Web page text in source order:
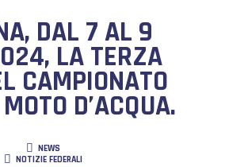
DAL 7 AL 9
LA TERZA
CAMPIONATO
D’ACQUA.
NEWS
NOTIZIE FEDERALI